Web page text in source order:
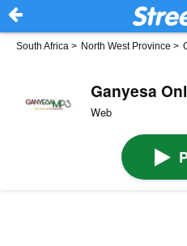
South Africa > North West Province >
Ganyesa
Web